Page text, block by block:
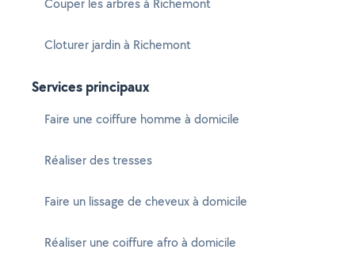
Couper les arbres à Richemont
Cloturer jardin à Richemont
Services principaux
Faire une coiffure homme à domicile
Réaliser des tresses
Faire un lissage de cheveux à domicile
Réaliser une coiffure afro à domicile